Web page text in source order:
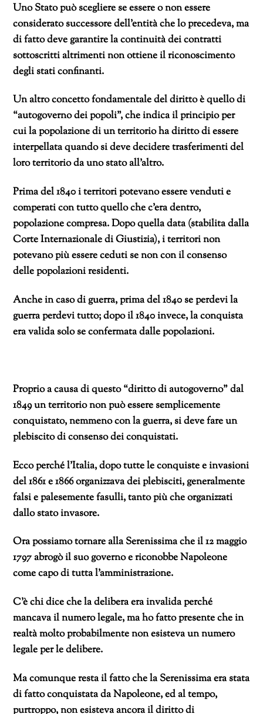
Uno Stato può scegliere se essere o non essere
considerato successore dell’entità che lo precedeva, ma
di fatto deve garantire la continuità dei contratti
sottoscritti altrimenti non ottiene il riconoscimento
degli stati confinanti.
Un altro concetto fondamentale del diritto è quello di
“autogoverno dei popoli”, che indica il principio per
cui la popolazione di un territorio ha diritto di essere
interpellata quando si deve decidere trasferimenti del
loro territorio da uno stato all’altro.
Prima del 1840 i territori potevano essere venduti e
comperati con tutto quello che c’era dentro,
popolazione compresa. Dopo quella data (stabilita dalla
Corte Internazionale di Giustizia), i territori non
potevano più essere ceduti se non con il consenso
delle popolazioni residenti.
Anche in caso di guerra, prima del 1840 se perdevi la
guerra perdevi tutto; dopo il 1840 invece, la conquista
era valida solo se confermata dalle popolazioni.
Proprio a causa di questo “diritto di autogoverno” dal
1849 un territorio non può essere semplicemente
conquistato, nemmeno con la guerra, si deve fare un
plebiscito di consenso dei conquistati.
Ecco perché l’Italia, dopo tutte le conquiste e invasioni
del 1861 e 1866 organizzava dei plebisciti, generalmente
falsi e palesemente fasulli, tanto più che organizzati
dallo stato invasore.
Ora possiamo tornare alla Serenissima che il 12 maggio
1797 abrogò il suo governo e riconobbe Napoleone
come capo di tutta l’amministrazione.
C’è chi dice che la delibera era invalida perché
mancava il numero legale, ma ho fatto presente che in
realtà molto probabilmente non esisteva un numero
legale per le delibere.
Ma comunque resta il fatto che la Serenissima era stata
di fatto conquistata da Napoleone, ed al tempo,
purtroppo, non esisteva ancora il diritto di